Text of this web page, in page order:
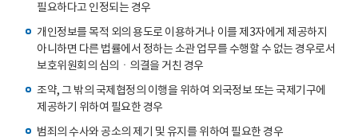
필요하다고 인정되는 경우
개인정보를 목적 외의 용도로 이용하거나 이를 제3자에게 제공하지
아니하면 다른 법률에서 정하는 소관 업무를 수행할 수 없는 경우로서
보호위원회의 심의ㆍ의결을 거친 경우
조약, 그 밖의 국제협정의 이행을 위하여 외국정보 또는 국제기구에
제공하기 위하여 필요한 경우
범죄의 수사와 공소의 제기 및 유지를 위하여 필요한 경우